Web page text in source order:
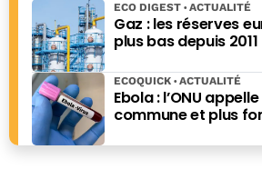
Gaz : les réserves
plus bas depuis 2011
ECO DIGEST ACTUALITÉ
Ebola : l’ONU
commune et plus
ECOQUICK ACTUALITÉ